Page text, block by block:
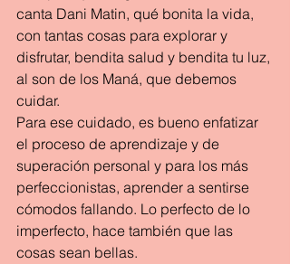
canta Dani Matin, qué bonita la vida,
con tantas cosas para explorar y
disfrutar, bendita salud y bendita tu luz,
al son de los Maná, que debemos
cuidar.
Para ese cuidado, es bueno enfatizar
el proceso de aprendizaje y de
superación personal y para los más
perfeccionistas, aprender a sentirse
cómodos fallando. Lo perfecto de lo
imperfecto, hace también que las
cosas sean bellas.